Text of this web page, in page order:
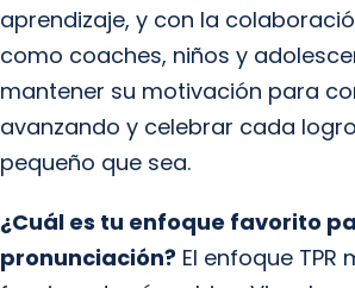
aprendizaje, y con la
como coaches, niños y
mantener su motivación para
avanzando y celebrar cada
pequeño que sea.
¿Cuál es tu enfoque favorito
pronunciación? El enfoque TPR